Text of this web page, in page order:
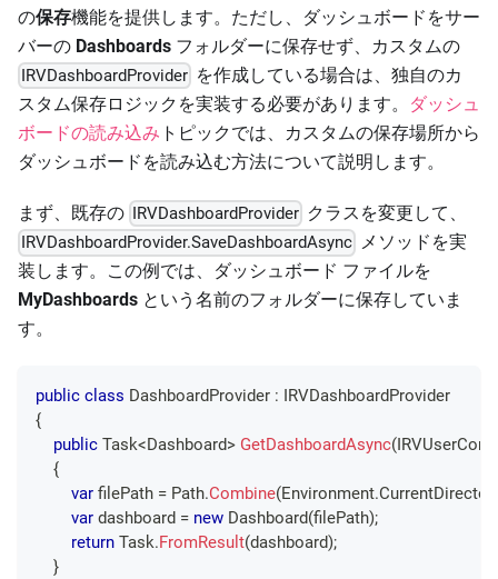
の保存機能を提供します。ただし、ダッシュボードをサー
バーの Dashboards フォルダーに保存せず、カスタムの
IRVDashboardProvider を作成している場合は、独自のカ
スタム保存ロジックを実装する必要があります。
ダッシュ
ボードの読み込み トピックでは、カスタムの保存場所から
ダッシュボードを読み込む方法について説明します。
まず、既存の IRVDashboardProvider クラスを変更して、
IRVDashboardProvider.SaveDashboardAsync メソッドを実
装します。この例では、ダッシュボード ファイルを
MyDashboards という名前のフォルダーに保存していま
す。
public class DashboardProvider :
IRVDashboardProvider
{
public Task<Dashboard> GetDashboardAsync(
{
var filePath = Path.Combine(Environment.
var dashboard = new Dashboard(filePath);
return Task.FromResult(dashboard);
}